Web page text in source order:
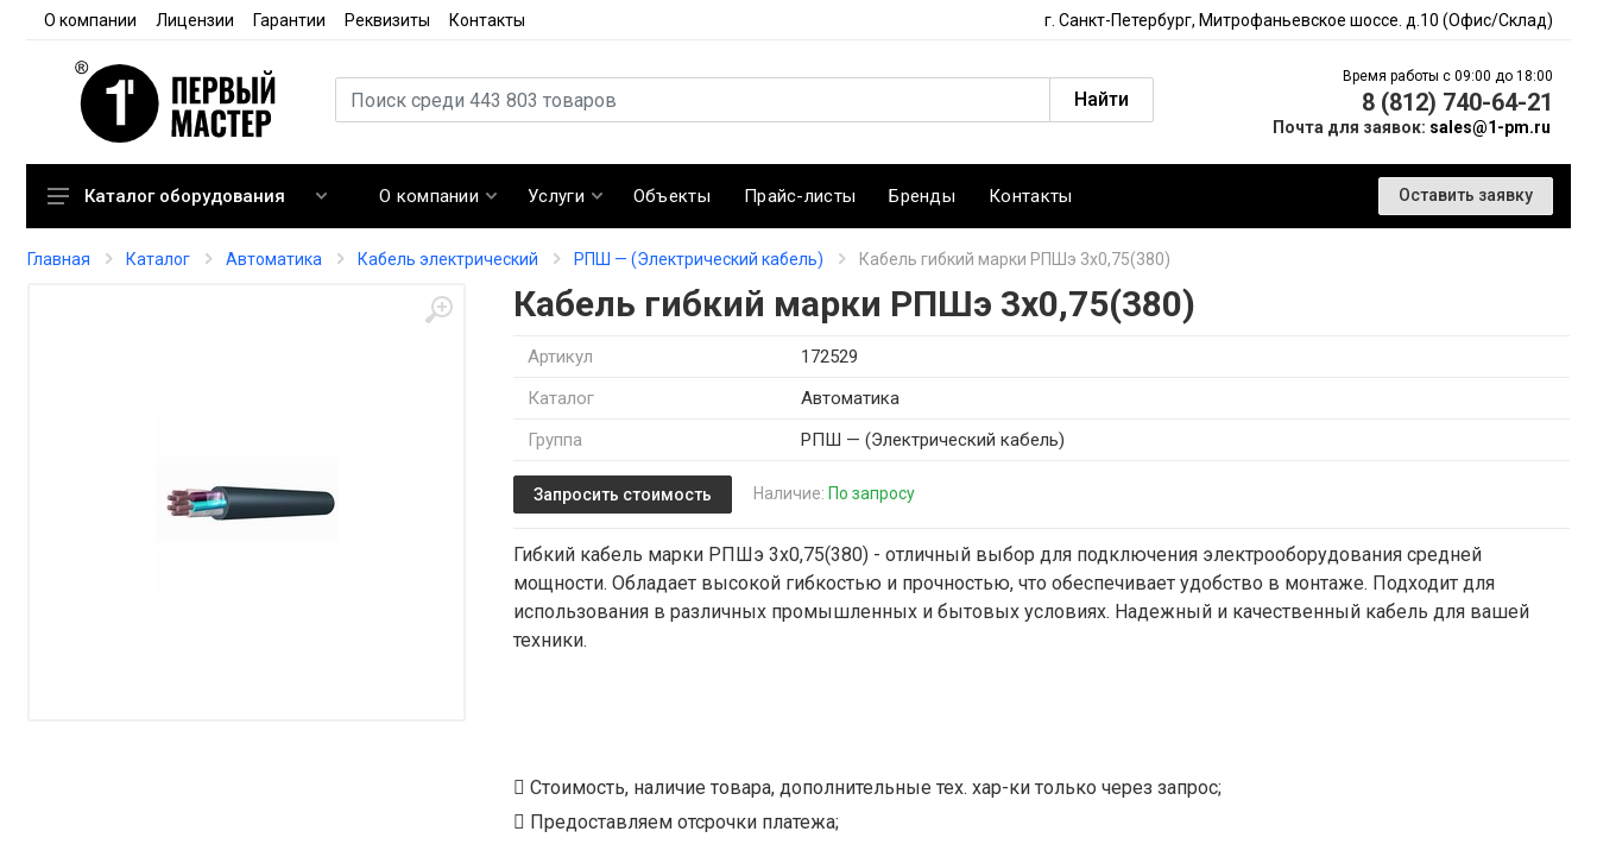
О компании Лицензии Гарантии Реквизиты Контакты г. Санкт-Петербург, Митрофаньевское шоссе. д.10 (Офис/Склад)
Найти
Время работы с 09:00 до 18:00
8 (812) 740-64-21
Почта для заявок: sales@1-pm.ru
Кондиционирование
Каталог оборудования О компании Услуги Объекты Прайс-листы Бренды Контакты Оставить заявку
Главная Каталог Автоматика Кабель электрический РПШ — (Электрический кабель) Кабель гибкий марки РПШэ 3х0,75(380)
Кабель гибкий марки РПШэ 3х0,75(380)
Артикул
172529
Каталог
Автоматика
Группа
РПШ — (Электрический кабель)
Запросить стоимость Наличие: По запросу
Гибкий кабель марки РПШэ 3х0,75(380) - отличный выбор для подключения электрооборудования средней
мощности. Обладает высокой гибкостью и прочностью, что обеспечивает удобство в монтаже. Подходит для
использования в различных промышленных и бытовых условиях. Надежный и качественный кабель для вашей
техники.
Стоимость, наличие товара, дополнительные тех. хар-ки только через запрос;
Предоставляем отсрочки платежа;